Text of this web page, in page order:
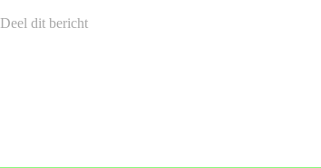
Deel dit bericht